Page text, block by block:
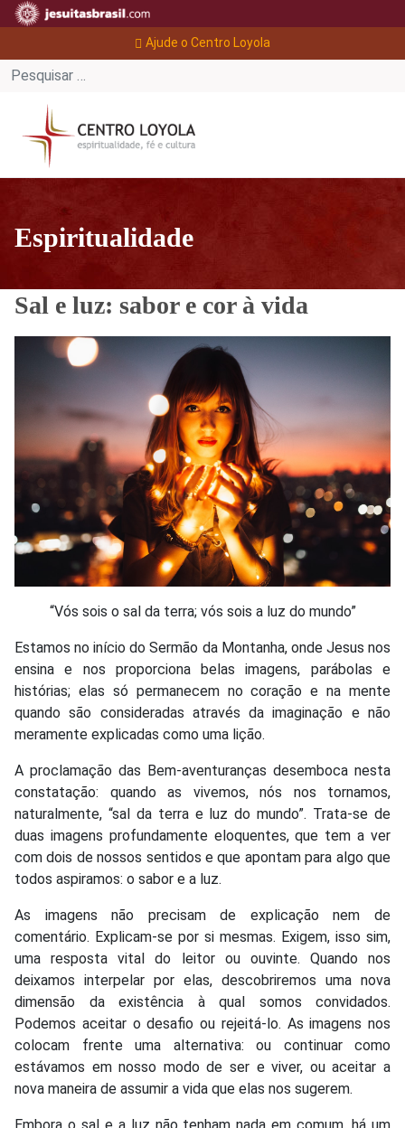
Ajude o Centro Loyola
Espiritualidade
Sal e luz: sabor e cor à vida
“Vós sois o sal da terra; vós sois a luz do mundo”
Estamos no início do Sermão da Montanha, onde Jesus nos
ensina e nos proporciona belas imagens, parábolas e
histórias; elas só permanecem no coração e na mente
quando são consideradas através da imaginação e não
meramente explicadas como uma lição.
A proclamação das Bem-aventuranças desemboca nesta
constatação: quando as vivemos, nós nos tornamos,
naturalmente, “sal da terra e luz do mundo”. Trata-se de
duas imagens profundamente eloquentes, que tem a ver
com dois de nossos sentidos e que apontam para algo que
todos aspiramos: o sabor e a luz.
As imagens não precisam de explicação nem de
comentário. Explicam-se por si mesmas. Exigem, isso sim,
uma resposta vital do leitor ou ouvinte. Quando nos
deixamos interpelar por elas, descobriremos uma nova
dimensão da existência à qual somos convidados.
Podemos aceitar o desafio ou rejeitá-lo. As imagens nos
colocam frente uma alternativa: ou continuar como
estávamos em nosso modo de ser e viver, ou aceitar a
nova maneira de assumir a vida que elas nos sugerem.